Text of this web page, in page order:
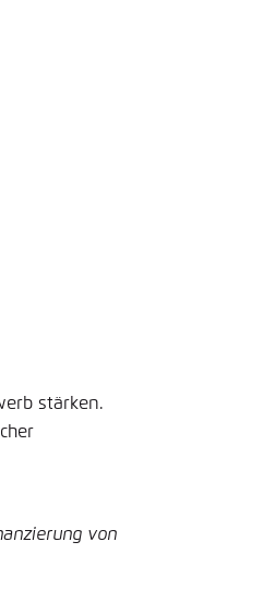
stärken.
von